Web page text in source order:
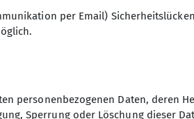
stand die
mit einem sehr
per Email)
personenbezogenen Daten, deren
Sperrung oder Löschung dieser